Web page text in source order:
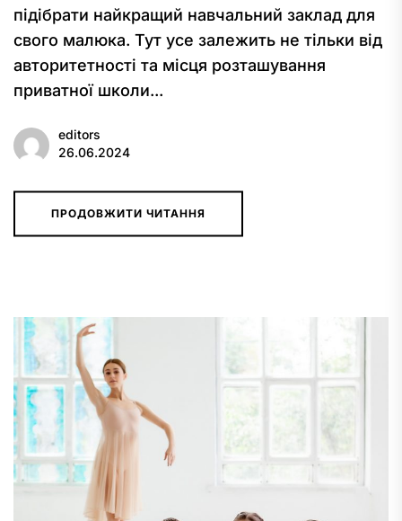
підібрати найкращий навчальний заклад для
свого малюка. Тут усе залежить не тільки від
авторитетності та місця розташування
приватної школи...
editors
26.06.2024
ПРОДОВЖИТИ ЧИТАННЯ